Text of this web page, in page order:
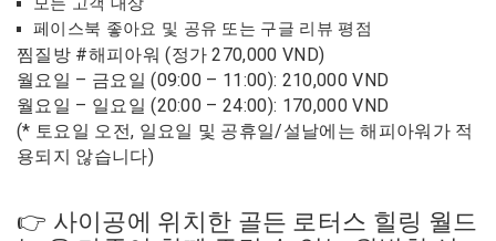
페이스북 좋아요 및 공유 또는 구글 리뷰 평점
찜질방 #해피아워 (정가 270,000 VND)
월요일 – 금요일 (09:00 – 11:00): 210,000 VND
월요일 – 일요일 (20:00 – 24:00): 170,000 VND
(* 토요일 오전, 일요일 및 공휴일/설날에는 해피아워가 적
용되지 않습니다)
👉 사이공에 위치한 골든 로터스 힐링 월드